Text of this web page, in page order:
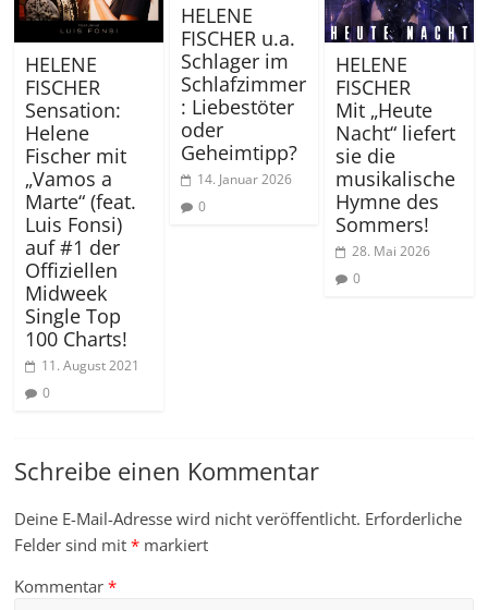
HELENE
FISCHER
Sensation:
Helene
Fischer mit
„Vamos a
Marte“ (feat.
Luis Fonsi)
auf #1 der
Offiziellen
Midweek
Single Top
100 Charts!
11. August 2021
0
HELENE
FISCHER u.a.
Schlager im
Schlafzimmer
: Liebestöter
oder
Geheimtipp?
14. Januar 2026
0
HELENE
FISCHER
Mit „Heute
Nacht“ liefert
sie die
musikalische
Hymne des
Sommers!
28. Mai 2026
0
Schreibe einen Kommentar
Deine E-Mail-Adresse wird nicht veröffentlicht. Erforderliche
Felder sind mit* markiert
Kommentar*